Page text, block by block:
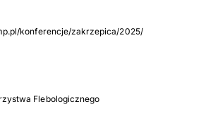
konferencje/zakrzepica/2025/
Flebologicznego